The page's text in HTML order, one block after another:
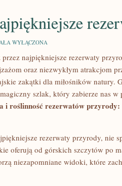
WYŁĄCZONA
przez najpiękniejsze⁤ rezerwaty‍
oraz niezwykłym ‌atrakcjom
zakątki dla miłośników natury.
szlak, który zabierze nas w
i roślinność rezerwatów przyrody:
rezerwaty przyrody, nie​
oferują od górskich szczytów po⁢
niezapomniane widoki, które